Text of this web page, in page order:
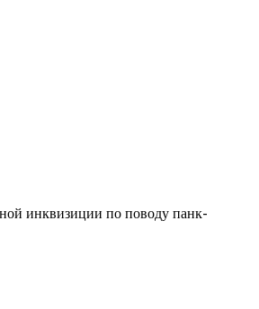
инквизиции по поводу панк-